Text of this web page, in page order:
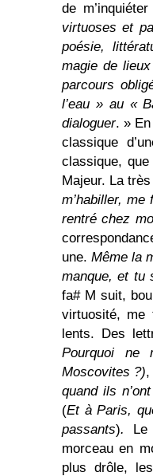
de
virtuoses et
poésie,
magie de
parcours
l’eau » au «
dialoguer. »
classique
classique,
Majeur. La
m’habiller,
rentré chez
une. Même la
manque, et tu
fa# M suit,
virtuosité, me
lents. Des
Pourquoi ne
Moscovites ?),
quand ils
(Et à Paris,
passants).
morceau en
plus drôle,